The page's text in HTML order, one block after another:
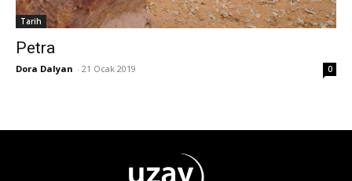
Tarih
Petra
Dora Dalyan - 21 Ocak 2019 0